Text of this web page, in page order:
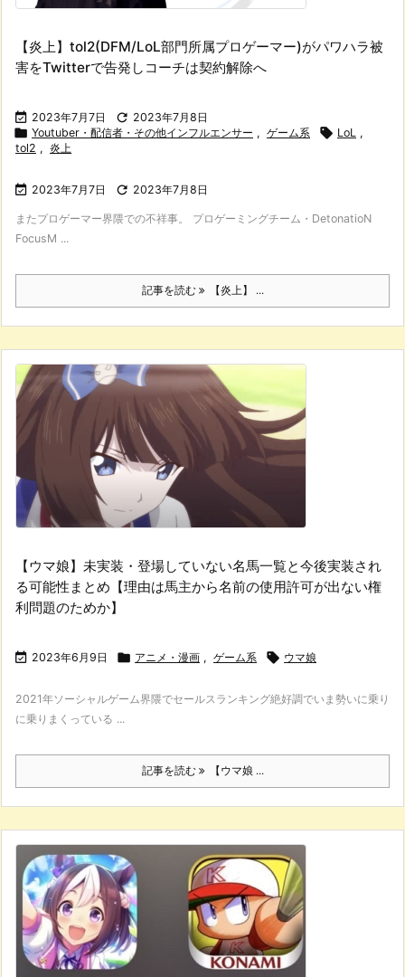
【炎上】tol2(DFM/LoL部門所属プロゲーマー)がパワハラ被
害をTwitterで告発しコーチは契約解除へ
 2023年7月7日  2023年7月8日
 Youtuber・配信者・その他インフルエンサー , ゲーム系  LoL ,
tol2 , 炎上
 2023年7月7日  2023年7月8日
またプロゲーマー界隈での不祥事。 プロゲーミングチーム・DetonatioN
FocusM ...
記事を読む 【炎上】 ...
【ウマ娘】未実装・登場していない名馬一覧と今後実装され
る可能性まとめ【理由は馬主から名前の使用許可が出ない権
利問題のためか】
 2023年6月9日  アニメ・漫画 , ゲーム系  ウマ娘
2021年ソーシャルゲーム界隈でセールスランキング絶好調でいま勢いに乗り
に乗りまくっている ...
記事を読む 【ウマ娘 ...